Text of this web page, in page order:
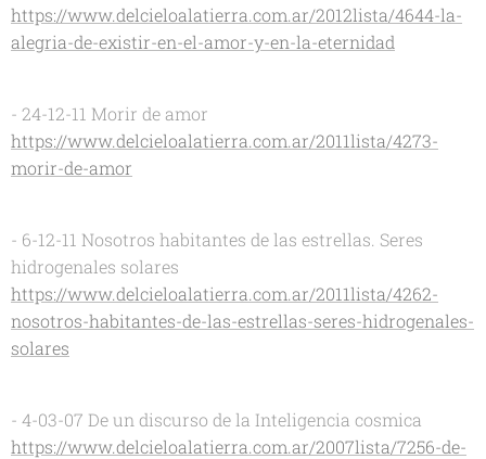
https://www.delcieloalatierra.com.ar/2012lista/4644-la-
alegria-de-existir-en-el-amor-y-en-la-eternidad
- 24-12-11 Morir de amor
https://www.delcieloalatierra.com.ar/2011lista/4273-
morir-de-amor
- 6-12-11 Nosotros habitantes de las estrellas. Seres
hidrogenales solares
https://www.delcieloalatierra.com.ar/2011lista/4262-
nosotros-habitantes-de-las-estrellas-seres-hidrogenales-
solares
- 4-03-07 De un discurso de la Inteligencia cosmica
https://www.delcieloalatierra.com.ar/2007lista/7256-de-